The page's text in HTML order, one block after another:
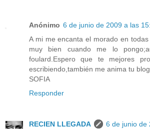
Anónimo 6 de junio de 2009 a las
A mi me encanta el morado en
muy bien cuando me lo
foulard.Espero que te mejores
escribiendo,también me anima tu
SOFIA
Responder
RECIEN LLEGADA
6 de junio de